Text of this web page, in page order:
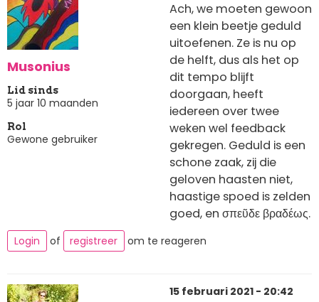
Musonius
Lid sinds
5 jaar 10 maanden
Rol
Gewone gebruiker
Ach, we moeten gewoon
een klein beetje geduld
uitoefenen. Ze is nu op
de helft, dus als het op
dit tempo blijft
doorgaan, heeft
iedereen over twee
weken wel feedback
gekregen. Geduld is een
schone zaak, zij die
geloven haasten niet,
haastige spoed is zelden
goed, en σπεῦδε βραδέως.
Login of registreer om te reageren
15 februari 2021 - 20:42